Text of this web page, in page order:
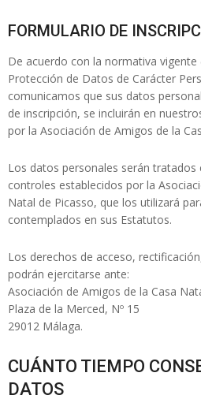
FORMULARIO DE
De acuerdo con la normativa vigente
Protección de Datos de Carácter
comunicamos que sus datos
de inscripción, se incluirán en
por la Asociación de Amigos de la
Los datos personales serán
controles establecidos por la
Natal de Picasso, que los utilizará
contemplados en sus Estatutos.
Los derechos de acceso,
podrán ejercitarse ante:
Asociación de Amigos de la Casa
Plaza de la Merced, Nº 15
29012 Málaga.
CUÁNTO TIEMPO
DATOS